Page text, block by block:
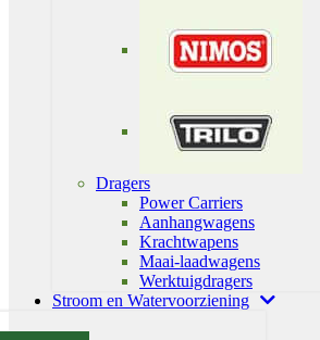
Dragers
Power Carriers
Aanhangwagens
Krachtwapens
Maai-laadwagens
Werktuigdragers
Stroom en Watervoorziening